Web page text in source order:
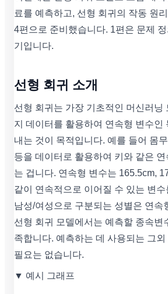
료를 예측하고, 선형 회귀의 작동 원
4편으로 준비했습니다. 1편은 문제
기입니다.
선형 회귀 소개
선형 회귀는 가장 기초적인 머신러닝
지 데이터를 활용하여 연속형 변수인
내는 것이 목적입니다. 예를 들어 몸
등을 데이터로 활용하여 키와 같은
는 겁니다. 연속형 변수는 165.5cm,
같이 연속적으로 이어질 수 있는 변
남성/여성으로 구분되는 성별은 연속
선형 회귀 모델에서는 예측할 종속변
족합니다. 예측하는 데 사용되는 그
필요는 없습니다.
▼ 예시 그래프